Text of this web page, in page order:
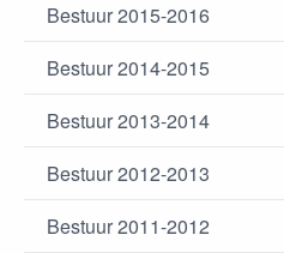
Bestuur 2015-2016
Bestuur 2014-2015
Bestuur 2013-2014
Bestuur 2012-2013
Bestuur 2011-2012